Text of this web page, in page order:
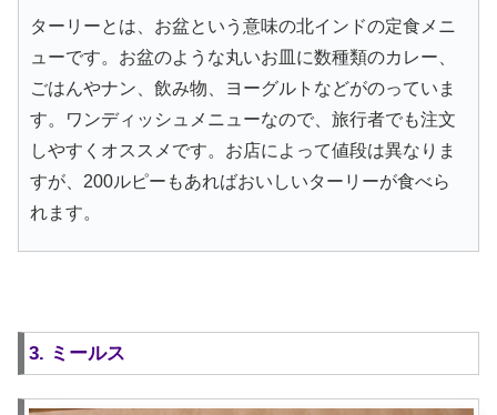
ターリーとは、お盆という意味の北インドの定食メニ
ューです。お盆のような丸いお皿に数種類のカレー、
ごはんやナン、飲み物、ヨーグルトなどがのっていま
す。ワンディッシュメニューなので、旅行者でも注文
しやすくオススメです。お店によって値段は異なりま
すが、200ルピーもあればおいしいターリーが食べら
れます。
3. ミールス